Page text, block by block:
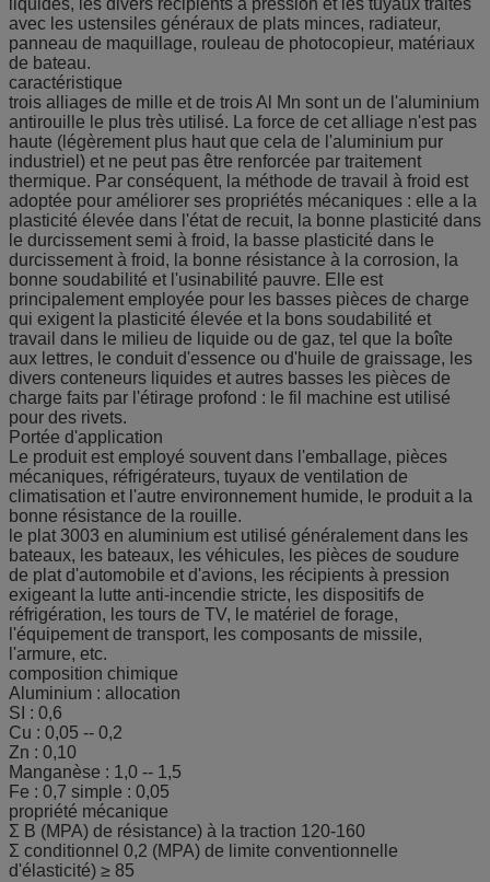
liquides, les divers récipients à pression et les tuyaux traités
avec les ustensiles généraux de plats minces, radiateur,
panneau de maquillage, rouleau de photocopieur, matériaux
de bateau.
caractéristique
trois alliages de mille et de trois Al Mn sont un de l'aluminium
antirouille le plus très utilisé. La force de cet alliage n'est pas
haute (légèrement plus haut que cela de l'aluminium pur
industriel) et ne peut pas être renforcée par traitement
thermique. Par conséquent, la méthode de travail à froid est
adoptée pour améliorer ses propriétés mécaniques : elle a la
plasticité élevée dans l'état de recuit, la bonne plasticité dans
le durcissement semi à froid, la basse plasticité dans le
durcissement à froid, la bonne résistance à la corrosion, la
bonne soudabilité et l'usinabilité pauvre. Elle est
principalement employée pour les basses pièces de charge
qui exigent la plasticité élevée et la bons soudabilité et
travail dans le milieu de liquide ou de gaz, tel que la boîte
aux lettres, le conduit d'essence ou d'huile de graissage, les
divers conteneurs liquides et autres basses les pièces de
charge faits par l'étirage profond : le fil machine est utilisé
pour des rivets.
Portée d'application
Le produit est employé souvent dans l'emballage, pièces
mécaniques, réfrigérateurs, tuyaux de ventilation de
climatisation et l'autre environnement humide, le produit a la
bonne résistance de la rouille.
le plat 3003 en aluminium est utilisé généralement dans les
bateaux, les bateaux, les véhicules, les pièces de soudure
de plat d'automobile et d'avions, les récipients à pression
exigeant la lutte anti-incendie stricte, les dispositifs de
réfrigération, les tours de TV, le matériel de forage,
l'équipement de transport, les composants de missile,
l'armure, etc.
composition chimique
Aluminium : allocation
SI : 0,6
Cu : 0,05 -- 0,2
Zn : 0,10
Manganèse : 1,0 -- 1,5
Fe : 0,7 simple : 0,05
propriété mécanique
Σ B (MPA) de résistance) à la traction 120-160
Σ conditionnel 0,2 (MPA) de limite conventionnelle
d'élasticité) ≥ 85